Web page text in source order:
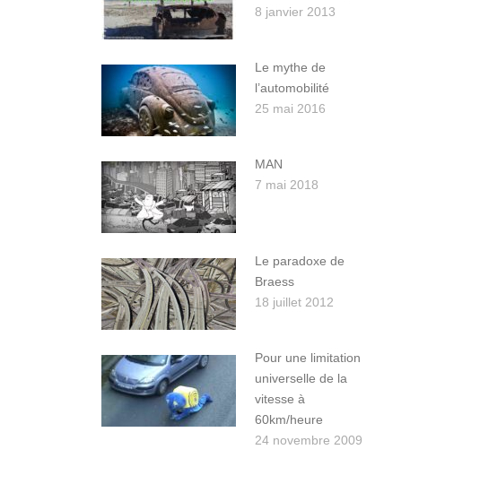
8 janvier 2013
Le mythe de
l’automobilité
25 mai 2016
MAN
7 mai 2018
Le paradoxe de
Braess
18 juillet 2012
Pour une limitation
universelle de la
vitesse à
60km/heure
24 novembre 2009